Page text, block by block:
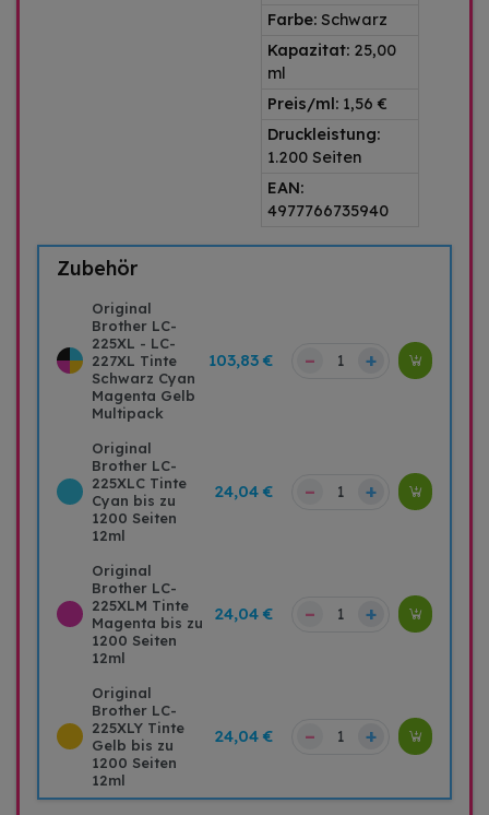
Farbe: Schwarz
Kapazitat: 25,00
ml
Preis/ml: 1,56 €
Druckleistung:
1.200 Seiten
EAN:
4977766735940
Zubehör
Original
Brother LC-
225XL - LC-
227XL Tinte
Schwarz Cyan
Magenta Gelb
Multipack
103,83 € – +
Original
Brother LC-
225XLC Tinte
Cyan bis zu
1200 Seiten
12ml
24,04 € – +
Original
Brother LC-
225XLM Tinte
Magenta bis zu
1200 Seiten
12ml
24,04 € – +
Original
Brother LC-
225XLY Tinte
Gelb bis zu
1200 Seiten
12ml
24,04 € – +